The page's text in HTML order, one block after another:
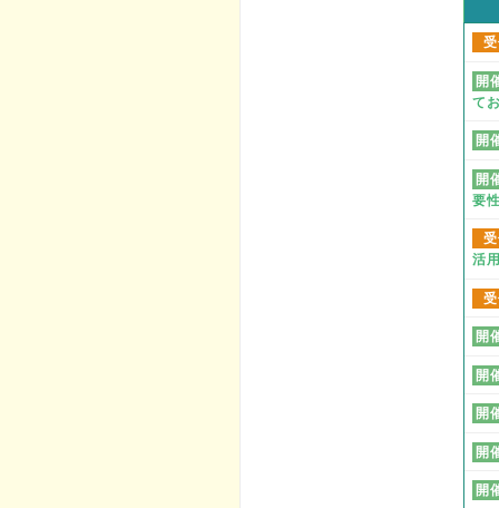
開
て
開
開
要
活
開
開
開
開
開